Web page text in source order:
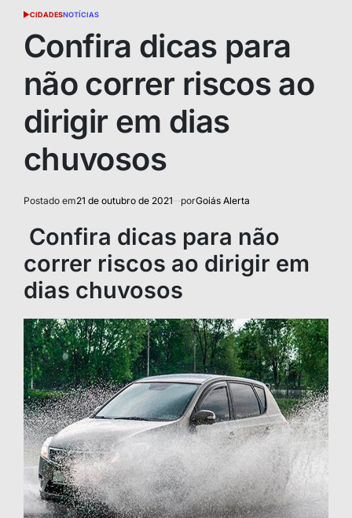
POSTED
CIDADESNOTÍCIAS
Confira dicas para
não correr riscos ao
dirigir em dias
chuvosos
Postado em21 de outubro de 2021 porGoiás Alerta
Confira dicas para não
correr riscos ao dirigir em
dias chuvosos